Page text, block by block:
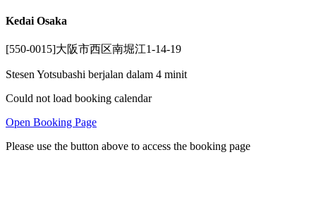
Kedai Osaka
[550-0015]大阪市西区南堀江1-14-19
Stesen Yotsubashi berjalan dalam 4 minit
Could not load booking calendar
Open Booking Page
Please use the button above to access the booking page